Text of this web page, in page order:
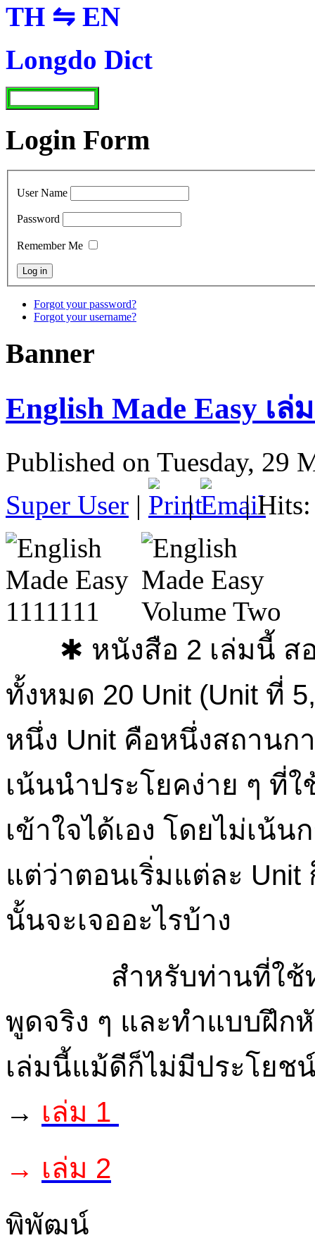
TH ⇋ EN
Longdo Dict
Login Form
User Name
Password
Remember Me
Forgot your password?
Forgot your username?
Banner
English Made Easy เล่
Published on Tuesday, 29
Super User | | | Hits:
✱ หนังสือ 2 เล่มนี้ สอ
ทั้งหมด 20 Unit (Unit ที่
หนึ่ง Unit คือหนึ่งสถาน
เน้นนำประโยคง่าย ๆ ที่
เข้าใจได้เอง โดยไม่เน้
แต่ว่าตอนเริ่มแต่ละ Unit
นั้นจะเจออะไรบ้าง
สำหรับท่านที่ใช้
พูดจริง ๆ และทำแบบฝึก
เล่มนี้แม้ดีก็ไม่มีประโยช
→ เล่ม 1
→ เล่ม 2
พิพัฒน์